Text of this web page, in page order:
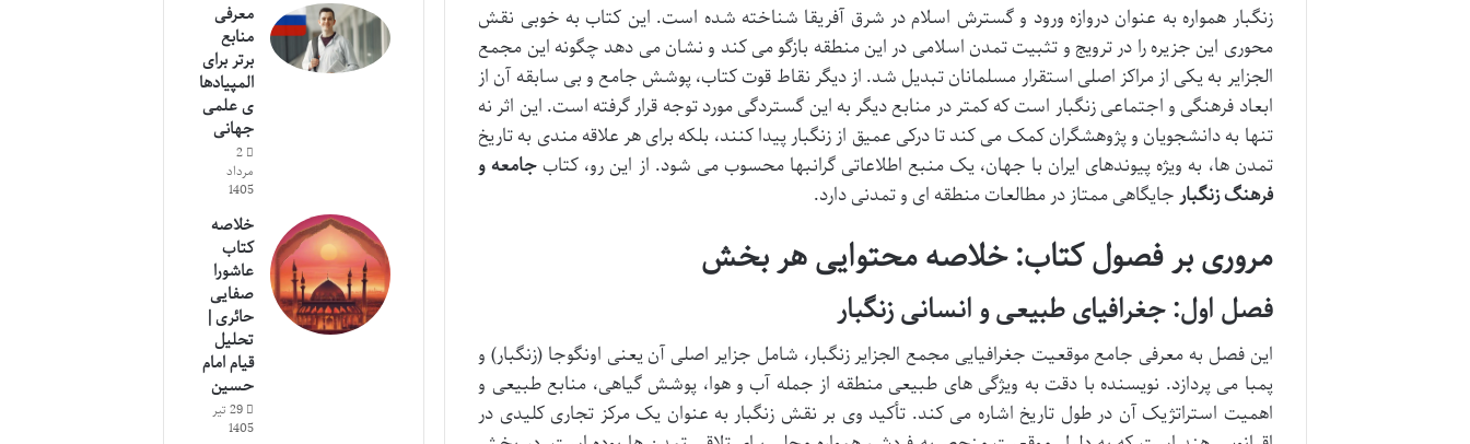
زنگبار همواره به عنوان دروازه ورود و گسترش اسلام در شرق آفریقا شناخته شده است. این کتاب به خوبی نقش
محوری این جزیره را در ترویج و تثبیت تمدن اسلامی در این منطقه بازگو می کند و نشان می دهد چگونه این مجمع
الجزایر به یکی از مراکز اصلی استقرار مسلمانان تبدیل شد. از دیگر نقاط قوت کتاب، پوشش جامع و بی سابقه آن از
ابعاد فرهنگی و اجتماعی زنگبار است که کمتر در منابع دیگر به این گستردگی مورد توجه قرار گرفته است. این اثر نه
تنها به دانشجویان و پژوهشگران کمک می کند تا درکی عمیق از زنگبار پیدا کنند، بلکه برای هر علاقه مندی به تاریخ
تمدن ها، به ویژه پیوندهای ایران با جهان، یک منبع اطلاعاتی گرانبها محسوب می شود. از این رو، کتابجامعه و
فرهنگ زنگبارجایگاهی ممتاز در مطالعات منطقه ای و تمدنی دارد.
مروری بر فصول کتاب: خلاصه محتوایی هر بخش
فصل اول: جغرافیای طبیعی و انسانی زنگبار
این فصل به معرفی جامع موقعیت جغرافیایی مجمع الجزایر زنگبار، شامل جزایر اصلی آن یعنی اونگوجا (زنگبار) و
پمبا می پردازد. نویسنده با دقت به ویژگی های طبیعی منطقه از جمله آب و هوا، پوشش گیاهی، منابع طبیعی و
اهمیت استراتژیک آن در طول تاریخ اشاره می کند. تأکید وی بر نقش زنگبار به عنوان یک مرکز تجاری کلیدی در
معرفی
منابع
برتر برای
المپیادها
ی علمی
جهانی
2
مرداد
1405
خلاصه
کتاب
عاشورا
صفایی
حائری |
تحلیل
قیام امام
حسین
29 تیر
1405